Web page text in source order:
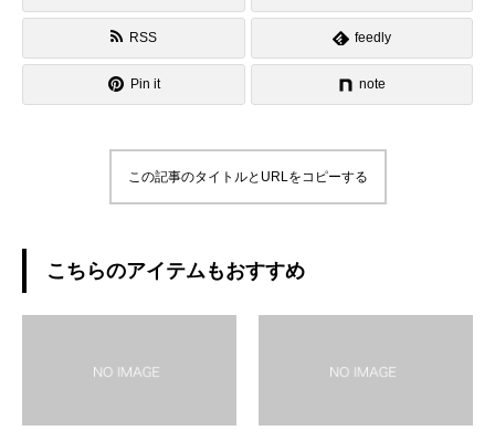
RSS feedly
Pin it note
この記事のタイトルとURLをコピーする
こちらのアイテムもおすすめ